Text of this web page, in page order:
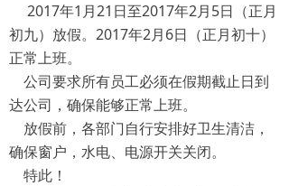
2017年1月21日至2017年2月5日（正月
初九）放假。2017年2月6日（正月初十）
正常上班。
公司要求所有员工必须在假期截止日到
达公司，确保能够正常上班。
放假前，各部门自行安排好卫生清洁，
确保窗户，水电、电源开关关闭。
特此！